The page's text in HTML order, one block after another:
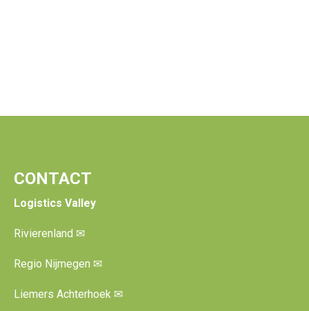
CONTACT
Logistics Valley
Rivierenland ✉
Regio Nijmegen ✉
Liemers Achterhoek ✉